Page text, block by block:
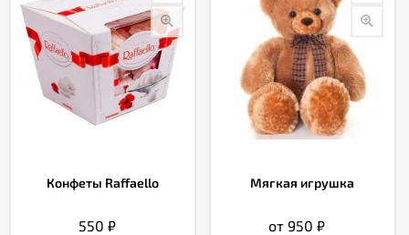
Конфеты Raffaello
550 ₽
Мягкая игрушка
от 950₽